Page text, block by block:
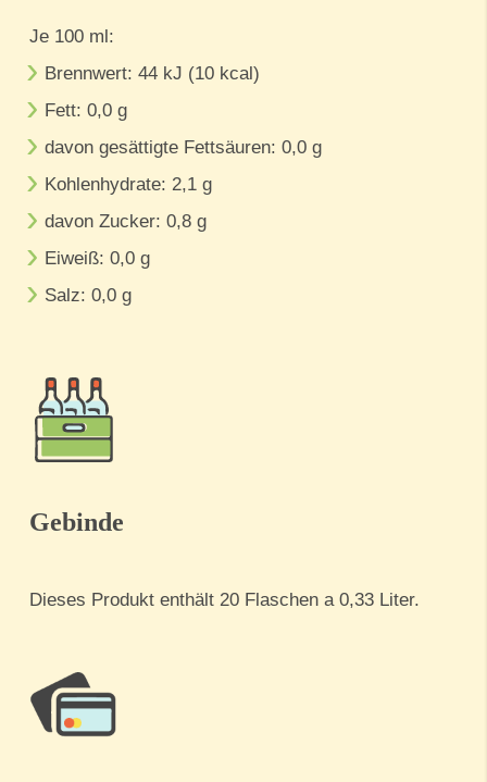
Je 100 ml:
Brennwert: 44 kJ (10 kcal)
Fett: 0,0 g
davon gesättigte Fettsäuren: 0,0 g
Kohlenhydrate: 2,1 g
davon Zucker: 0,8 g
Eiweiß: 0,0 g
Salz: 0,0 g
Gebinde
Dieses Produkt enthält 20 Flaschen a 0,33 Liter.